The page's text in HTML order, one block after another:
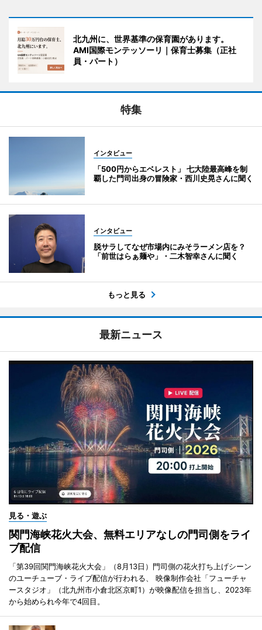
北九州に、世界基準の保育園があります。
AMI国際モンテッソーリ｜保育士募集（正社
員・パート）
特集
インタビュー
「500円からエベレスト」 七大陸最高峰を制
覇した門司出身の冒険家・西川史晃さんに聞く
インタビュー
脱サラしてなぜ市場内にみそラーメン店を？
「前世はらぁ麺や」・二木智幸さんに聞く
もっと見る
最新ニュース
見る・遊ぶ
関門海峡花火大会、無料エリアなしの門司側をライ
ブ配信
「第39回関門海峡花火大会」（8月13日）門司側の花火打ち上げシーン
のユーチューブ・ライブ配信が行われる、 映像制作会社「フューチャ
ースタジオ」（北九州市小倉北区京町1）が映像配信を担当し、2023年
から始められ今年で4回目。